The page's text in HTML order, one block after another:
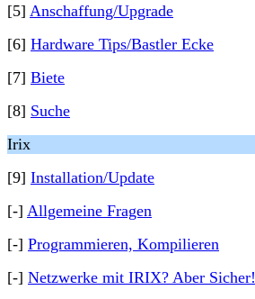
[5] Anschaffung/Upgrade
[6] Hardware Tips/Bastler Ecke
[7] Biete
[8] Suche
Irix
[9] Installation/Update
[-] Allgemeine Fragen
[-] Programmieren, Kompilieren
[-] Netzwerke mit IRIX? Aber Sicher!